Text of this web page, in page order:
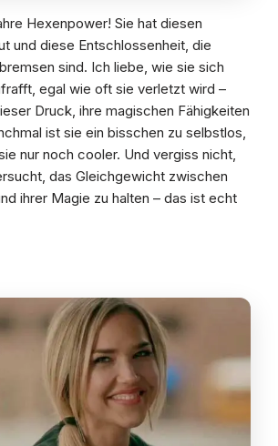
Hexenpower! Sie hat diesen
und diese Entschlossenheit, die
sind. Ich liebe, wie sie sich
egal wie oft sie verletzt wird –
Druck, ihre magischen Fähigkeiten
ist sie ein bisschen zu selbstlos,
nur noch cooler. Und vergiss nicht,
das Gleichgewicht zwischen
ihrer Magie zu halten – das ist echt